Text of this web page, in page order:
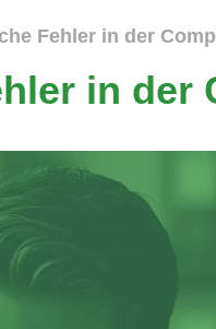
Fehler in der
in der